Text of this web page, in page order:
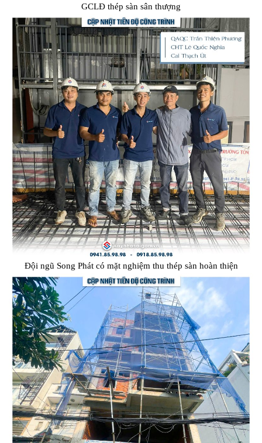
GCLĐ thép sàn sân thượng
Đội ngũ Song Phát có mặt nghiệm thu thép sàn hoàn thiện